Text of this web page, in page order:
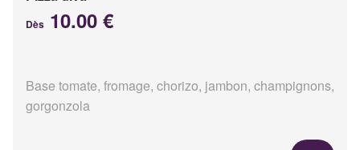
Dès 10.00 €
Base tomate, fromage, chorizo, jambon, champignons,
gorgonzola